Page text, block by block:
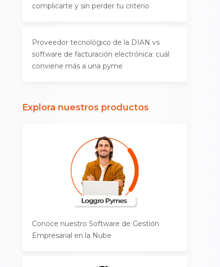
complicarte y sin perder tu criterio
Proveedor tecnológico de la DIAN vs
software de facturación electrónica: cuál
conviene más a una pyme
Explora nuestros productos
Conoce nuestro Software de Gestión
Empresarial en la Nube